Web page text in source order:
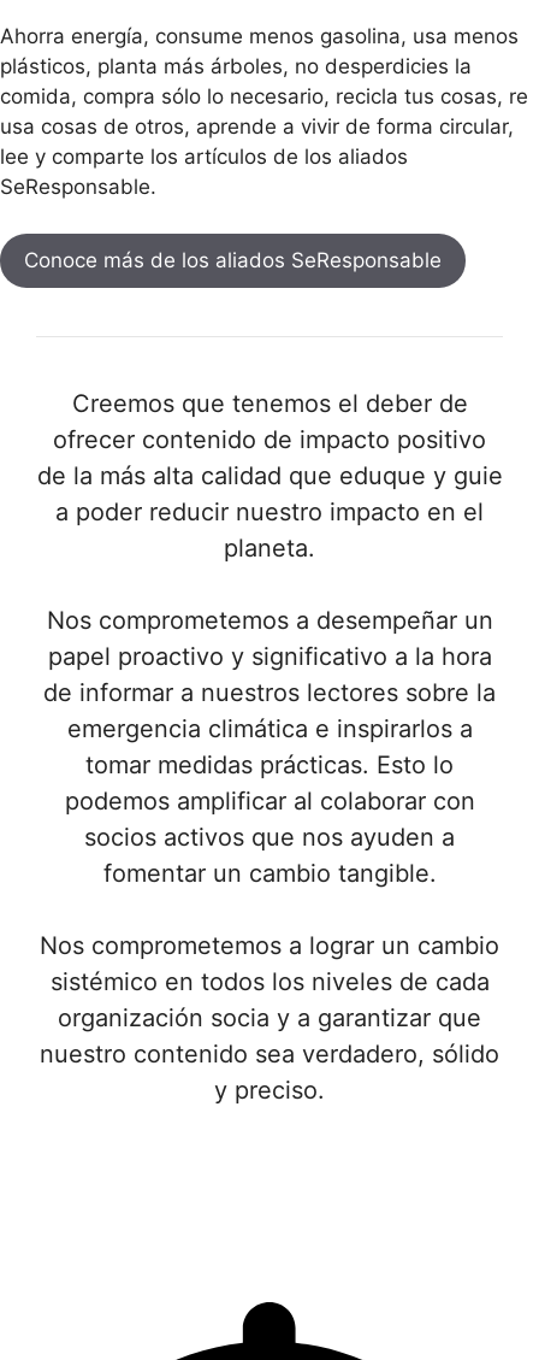
Ahorra energía, consume menos gasolina, usa menos
plásticos, planta más árboles, no desperdicies la
comida, compra sólo lo necesario, recicla tus cosas, re
usa cosas de otros, aprende a vivir de forma circular,
lee y comparte los artículos de los aliados
SeResponsable.
Conoce más de los aliados SeResponsable
Creemos que tenemos el deber de
ofrecer contenido de impacto positivo
de la más alta calidad que eduque y guie
a poder reducir nuestro impacto en el
planeta.
Nos comprometemos a desempeñar un
papel proactivo y significativo a la hora
de informar a nuestros lectores sobre la
emergencia climática e inspirarlos a
tomar medidas prácticas. Esto lo
podemos amplificar al colaborar con
socios activos que nos ayuden a
fomentar un cambio tangible.
Nos comprometemos a lograr un cambio
sistémico en todos los niveles de cada
organización socia y a garantizar que
nuestro contenido sea verdadero, sólido
y preciso.